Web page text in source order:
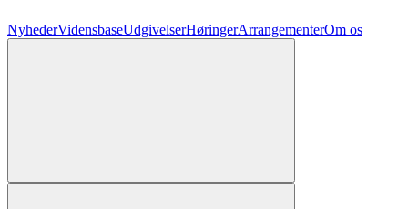
NyhederVidensbaseUdgivelserHøringerArrangementerOm os